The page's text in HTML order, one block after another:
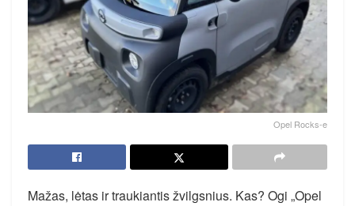
Opel Rocks-e
Mažas, lėtas ir traukiantis žvilgsnius. Kas? Ogi „Opel